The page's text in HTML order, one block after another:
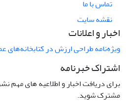
تماس با ما
نقشه سایت
اخبار و اعلانات
ویژه‌نامه طراحی ارزش در کتابخانه‌های
اشتراک خبرنامه
برای دریافت اخبار و اطلاعیه های مهم
مشترک شوید.